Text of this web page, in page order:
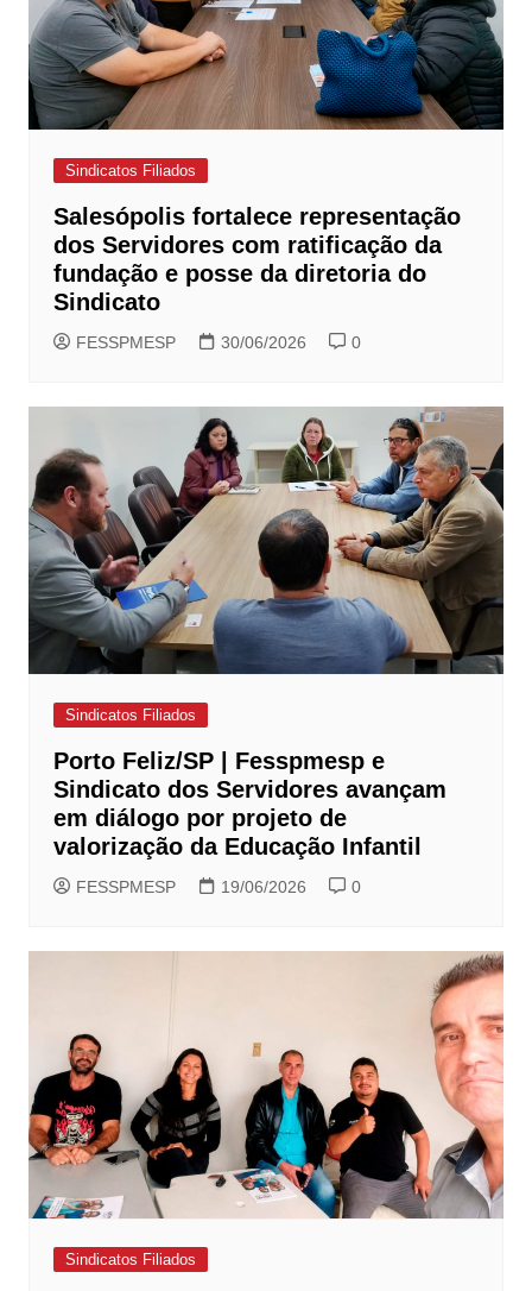
Sindicatos Filiados
Salesópolis fortalece representação
dos Servidores com ratificação da
fundação e posse da diretoria do
Sindicato
FESSPMESP 30/06/2026 0
Sindicatos Filiados
Porto Feliz/SP | Fesspmesp e
Sindicato dos Servidores avançam
em diálogo por projeto de
valorização da Educação Infantil
FESSPMESP 19/06/2026 0
Sindicatos Filiados